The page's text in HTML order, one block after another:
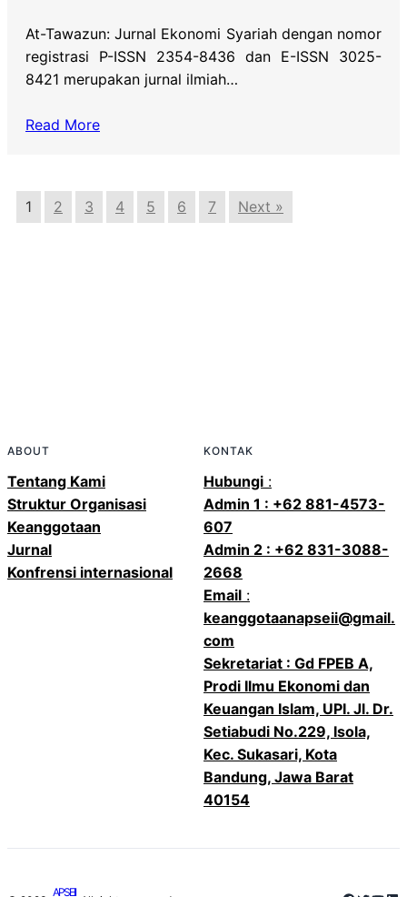
At-Tawazun: Jurnal Ekonomi Syariah dengan nomor
registrasi P-ISSN 2354-8436 dan E-ISSN 3025-
8421 merupakan jurnal ilmiah…
Read More
1 2 3 4 5 6 7 Next »
ABOUT
Tentang Kami
Struktur Organisasi
Keanggotaan
Jurnal
Konfrensi internasional
KONTAK
Hubungi :
Admin 1 : +62 881-4573-
607
Admin 2 : +62 831-3088-
2668
Email :
keanggotaanapseii@gmail.
com
Sekretariat : Gd FPEB A,
Prodi Ilmu Ekonomi dan
Keuangan Islam, UPI. Jl. Dr.
Setiabudi No.229, Isola,
Kec. Sukasari, Kota
Bandung, Jawa Barat
40154
APSEII